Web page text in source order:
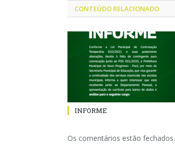
CONTEÚDO RELACIONADO
INFORME
Os comentários estão fechados.